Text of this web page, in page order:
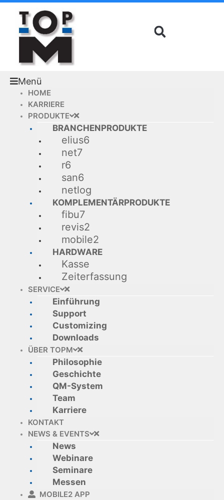
Zum
springen
Menü
HOME
KARRIERE
PRODUKTE
BRANCHENPRODUKTE
elius6
net7
r6
san6
netlog
KOMPLEMENTÄRPRODUKTE
fibu7
revis2
mobile2
HARDWARE
Kasse
Zeiterfassung
SERVICE
Einführung
Support
Customizing
Downloads
ÜBER TOPM
Philosophie
Geschichte
QM-System
Team
Karriere
KONTAKT
NEWS & EVENTS
News
Webinare
Seminare
Messen
MOBILE2 APP